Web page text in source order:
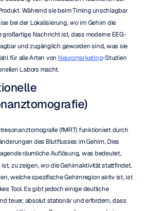
Während sie beim Timing unschlagbar
bei der Lokalisierung, wo im Gehirn die
Nachricht ist, dass moderne EEG-
und zugänglich geworden sind, was sie
für alle Arten von Neuromarketing-Studien
Labors macht.
(fMRT) funktioniert durch
des Blutflusses im Gehirn. Dies
räumliche Auflösung, was bedeutet,
zu zeigen, wo die Gehirnaktivität stattfindet.
welche spezifische Gehirnregion aktiv ist, ist
Tool. Es gibt jedoch einige deutliche
teuer, absolut stationär und erfordern, dass